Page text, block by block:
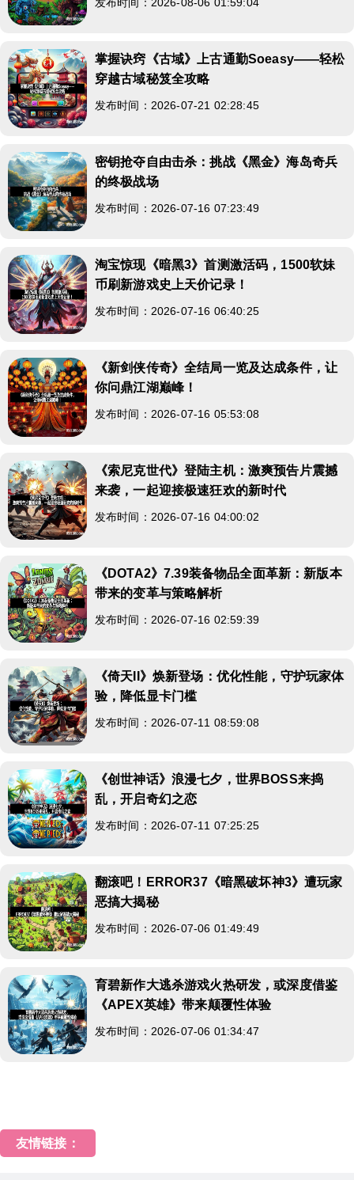
掌握诀窍《古域》上古通勤Soeasy——轻松
穿越古域秘笈全攻略
发布时间：2026-07-21 02:28:45
密钥抢夺自由击杀：挑战《黑金》海岛奇兵
的终极战场
发布时间：2026-07-16 07:23:49
淘宝惊现《暗黑3》首测激活码，1500软妹
币刷新游戏史上天价记录！
发布时间：2026-07-16 06:40:25
《新剑侠传奇》全结局一览及达成条件，让
你问鼎江湖巅峰！
发布时间：2026-07-16 05:53:08
《索尼克世代》登陆主机：激爽预告片震撼
来袭，一起迎接极速狂欢的新时代
发布时间：2026-07-16 04:00:02
《DOTA2》7.39装备物品全面革新：新版本
带来的变革与策略解析
发布时间：2026-07-16 02:59:39
《倚天II》焕新登场：优化性能，守护玩家体
验，降低显卡门槛
发布时间：2026-07-11 08:59:08
《创世神话》浪漫七夕，世界BOSS来捣
乱，开启奇幻之恋
发布时间：2026-07-11 07:25:25
翻滚吧！ERROR37《暗黑破坏神3》遭玩家
恶搞大揭秘
发布时间：2026-07-06 01:49:49
育碧新作大逃杀游戏火热研发，或深度借鉴
《APEX英雄》带来颠覆性体验
发布时间：2026-07-06 01:34:47
友情链接：